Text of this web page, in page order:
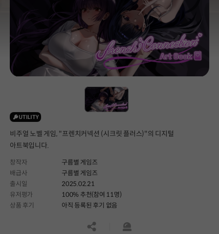
UTILITY
비주얼 노벨 게임, "프렌치커넥션 (시크릿 플러스)"의 디지털
아트북입니다.
창작자
구름별 게임즈
배급사
구름별 게임즈
출시일
2025.02.21
유저평가
100% 추천(참여 11명)
상품 후기
아직 등록된 후기 없음
공유하기신고하기